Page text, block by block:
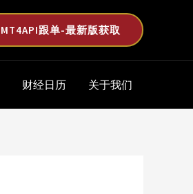
MT4API跟单-最新版获取
财经日历 关于我们